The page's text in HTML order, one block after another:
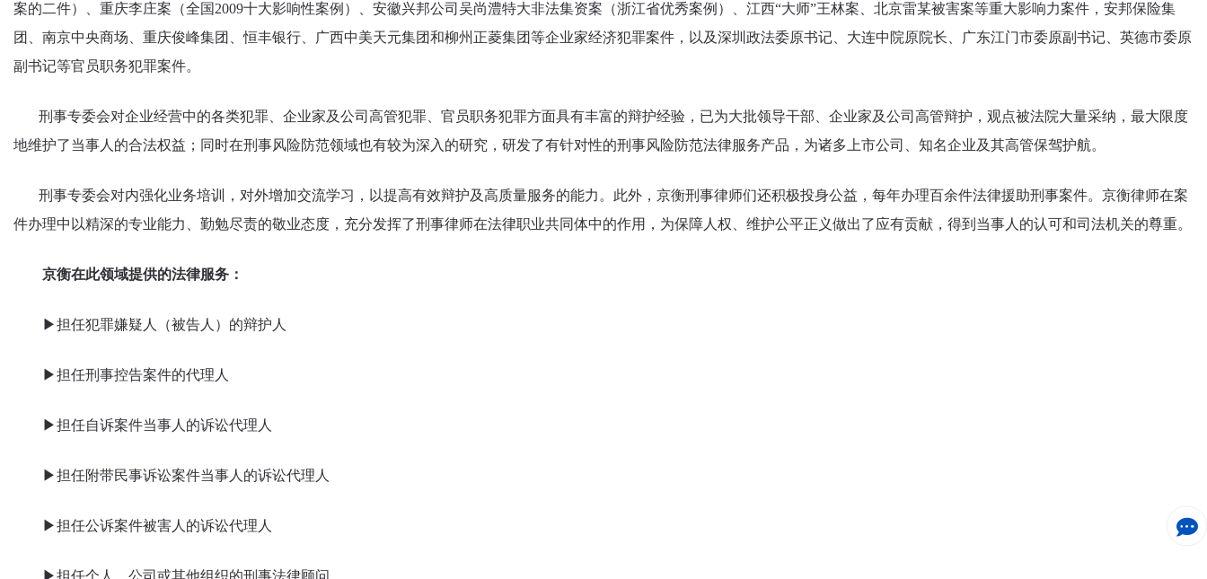
案的二件）、重庆李庄案（全国2009十大影响性案例）、安徽兴邦公司吴尚澧特大非法集资案（浙江省优秀案例）、江西“大师”王林案、北京雷某被害案等重大影响力案件，安邦保险集
团、南京中央商场、重庆俊峰集团、恒丰银行、广西中美天元集团和柳州正菱集团等企业家经济犯罪案件，以及深圳政法委原书记、大连中院原院长、广东江门市委原副书记、英德市委原
副书记等官员职务犯罪案件。
刑事专委会对企业经营中的各类犯罪、企业家及公司高管犯罪、官员职务犯罪方面具有丰富的辩护经验，已为大批领导干部、企业家及公司高管辩护，观点被法院大量采纳，最大限度
地维护了当事人的合法权益；同时在刑事风险防范领域也有较为深入的研究，研发了有针对性的刑事风险防范法律服务产品，为诸多上市公司、知名企业及其高管保驾护航。
刑事专委会对内强化业务培训，对外增加交流学习，以提高有效辩护及高质量服务的能力。此外，京衡刑事律师们还积极投身公益，每年办理百余件法律援助刑事案件。京衡律师在案
件办理中以精深的专业能力、勤勉尽责的敬业态度，充分发挥了刑事律师在法律职业共同体中的作用，为保障人权、维护公平正义做出了应有贡献，得到当事人的认可和司法机关的尊重。
京衡在此领域提供的法律服务：
▶担任犯罪嫌疑人（被告人）的辩护人
▶担任刑事控告案件的代理人
▶担任自诉案件当事人的诉讼代理人
▶担任附带民事诉讼案件当事人的诉讼代理人
▶担任公诉案件被害人的诉讼代理人
▶担任个人、公司或其他组织的刑事法律顾问